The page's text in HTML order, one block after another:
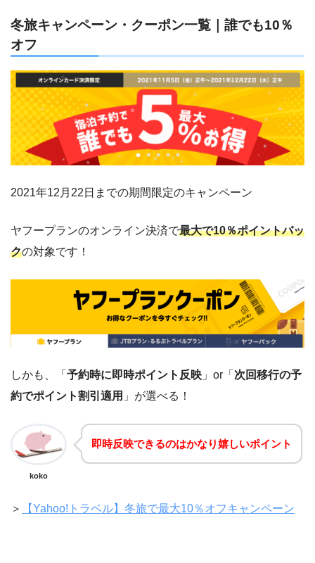
冬旅キャンペーン・クーポン一覧｜誰でも10％
オフ
2021年12月22日までの期間限定のキャンペーン
ヤフープランのオンライン決済で最大で10％ポイントバッ
クの対象です！
しかも、「 予約時に即時ポイント反映 」or「 次回移行の予
約でポイント割引適用 」が選べる！
koko
即時反映できるのはかなり嬉しいポイント
＞ 【Yahoo!トラベル】冬旅で最大10％オフキャンペーン